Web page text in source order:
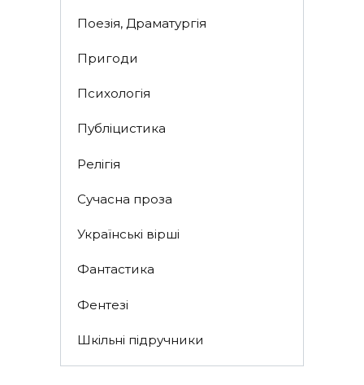
Поезія, Драматургія
Пригоди
Психологія
Публіцистика
Релігія
Сучасна проза
Українські вірші
Фантастика
Фентезі
Шкільні підручники